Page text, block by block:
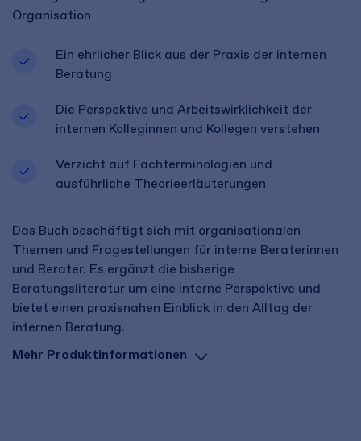
Organisation
Ein ehrlicher Blick aus der Praxis der internen
Beratung
Die Perspektive und Arbeitswirklichkeit der
internen Kolleginnen und Kollegen verstehen
Verzicht auf Fachterminologien und
ausführliche Theorieerläuterungen
Das Buch beschäftigt sich mit organisationalen
Themen und Fragestellungen für interne Beraterinnen
und Berater. Es ergänzt die bisherige
Beratungsliteratur um eine interne Perspektive und
bietet einen praxisnahen Einblick in den Alltag der
internen Beratung.
Mehr Produktinformationen